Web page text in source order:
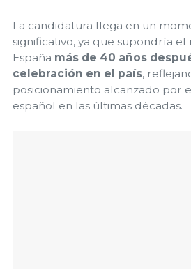
La candidatura llega en un
significativo, ya que supondría el
España más de 40 años
celebración en el país,
posicionamiento alcanzado por
español en las últimas décadas.